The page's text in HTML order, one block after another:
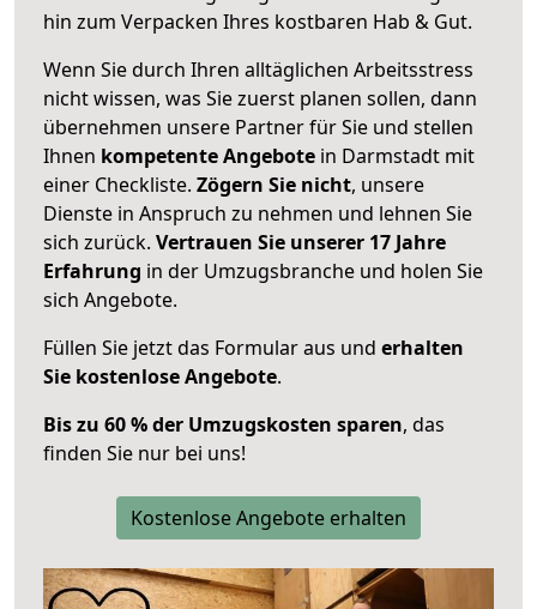
hin zum Verpacken Ihres kostbaren Hab & Gut.
Wenn Sie durch Ihren alltäglichen Arbeitsstress
nicht wissen, was Sie zuerst planen sollen, dann
übernehmen unsere Partner für Sie und stellen
Ihnen kompetente Angebote in Darmstadt mit
einer Checkliste. Zögern Sie nicht, unsere
Dienste in Anspruch zu nehmen und lehnen Sie
sich zurück. Vertrauen Sie unserer 17 Jahre
Erfahrung in der Umzugsbranche und holen Sie
sich Angebote.
Füllen Sie jetzt das Formular aus und erhalten
Sie kostenlose Angebote.
Bis zu 60 % der Umzugskosten sparen, das
finden Sie nur bei uns!
Kostenlose Angebote erhalten